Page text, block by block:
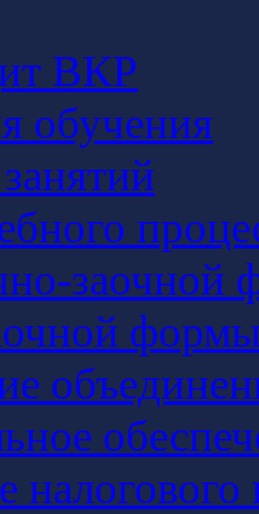
ВКР
обучения
заочной